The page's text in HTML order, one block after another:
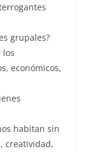
grupales?
los
económicos,
habitan sin
creatividad,